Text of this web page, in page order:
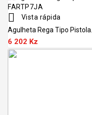

Vista rápida
Agulheta Rega Tipo Pistola...
6 202 Kz